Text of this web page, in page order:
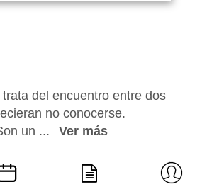
del encuentro entre dos
no conocerse.
un ...
Ver más